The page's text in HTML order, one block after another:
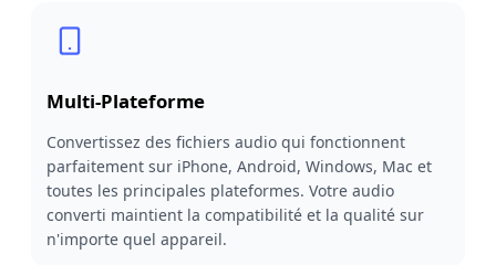
Multi-Plateforme
Convertissez des fichiers audio qui fonctionnent
parfaitement sur iPhone, Android, Windows, Mac et
toutes les principales plateformes. Votre audio
converti maintient la compatibilité et la qualité sur
n'importe quel appareil.